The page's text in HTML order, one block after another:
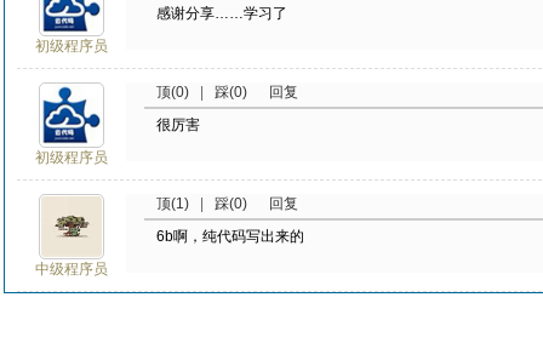
初级程序员
感谢分享……学习了
初级程序员
顶(0) 踩(0)
回复
很厉害
中级程序员
顶(1) 踩(0)
回复
6b啊，纯代码写出来的